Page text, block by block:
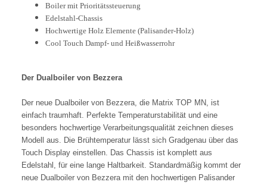
Boiler mit Prioritätssteuerung
Edelstahl-Chassis
Hochwertige Holz Elemente (Palisander-Holz)
Cool Touch Dampf- und Heißwasserrohr
Der Dualboiler von Bezzera
Der neue Dualboiler von Bezzera, die Matrix TOP MN, ist
einfach traumhaft. Perfekte Temperaturstabilität und eine
besonders hochwertige Verarbeitungsqualität zeichnen dieses
Modell aus. Die Brühtemperatur lässt sich Gradgenau über das
Touch Display einstellen. Das Chassis ist komplett aus
Edelstahl, für eine lange Haltbarkeit. Standardmäßig kommt der
neue Dualboiler von Bezzera mit den hochwertigen Palisander